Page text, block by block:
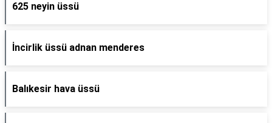
625 neyin üssü
İncirlik üssü adnan menderes
Balıkesir hava üssü